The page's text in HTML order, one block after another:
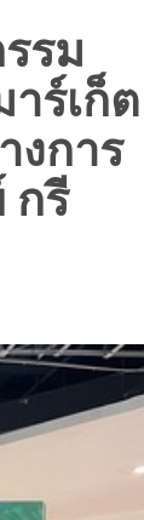
รม
ร์เก็ต
งการ
กรี